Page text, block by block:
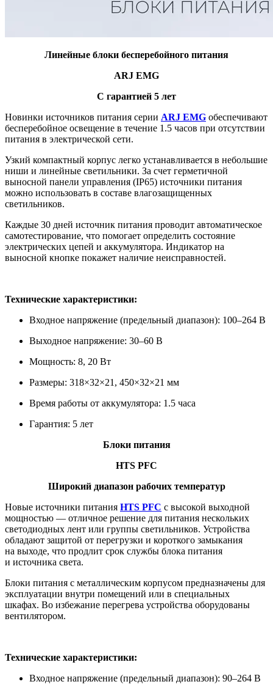
Линейные блоки бесперебойного питания
ARJ EMG
С гарантией 5 лет
Новинки источников питания серии ARJ EMG обеспечивают
бесперебойное освещение в течение 1.5 часов при отсутствии
питания в электрической сети.
Узкий компактный корпус легко устанавливается в небольшие
ниши и линейные светильники. За счет герметичной
выносной панели управления (IP65) источники питания
можно использовать в составе влагозащищенных
светильников.
Каждые 30 дней источник питания проводит автоматическое
самотестирование, что помогает определить состояние
электрических цепей и аккумулятора. Индикатор на
выносной кнопке покажет наличие неисправностей.
Технические характеристики:
Входное напряжение (предельный диапазон): 100–264 В
Выходное напряжение: 30–60 В
Мощность: 8, 20 Вт
Размеры: 318×32×21, 450×32×21 мм
Время работы от аккумулятора: 1.5 часа
Гарантия: 5 лет
Блоки питания
HTS PFC
Широкий диапазон рабочих температур
Новые источники питания HTS PFC с высокой выходной
мощностью — отличное решение для питания нескольких
светодиодных лент или группы светильников. Устройства
обладают защитой от перегрузки и короткого замыкания
на выходе, что продлит срок службы блока питания
и источника света.
Блоки питания с металлическим корпусом предназначены для
эксплуатации внутри помещений или в специальных
шкафах. Во избежание перегрева устройства оборудованы
вентилятором.
Технические характеристики:
Входное напряжение (предельный диапазон): 90–264 В